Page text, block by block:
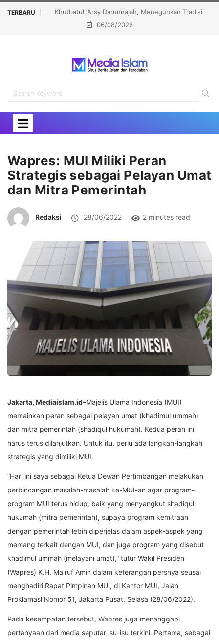
TERBARU
Tradisi
MUI DKI Jakarta Perkuat Budaya Tabayun Lewat
Workshop Cek Fakta
06/08/2026
Wapres: MUI Miliki Peran
Strategis sebagai Pelayan Umat
dan Mitra Pemerintah
Redaksi 28/06/2022 2 minutes read
Jakarta, Mediaislam.id–Majelis Ulama Indonesia (MUI)
memainkan peran sebagai pelayan umat (khadimul ummah)
dan mitra pemerintah (shadiqul hukumah). Kedua peran ini
harus terus dilanjutkan. Untuk itu, perlu ada langkah-langkah
strategis yang dimiliki MUI.
“Hari ini saya sebagai Ketua Dewan Pertimbangan melakukan
perbincangan masalah-masalah ke-MUI-an agar program-
program MUI terus hidup, baik yang menyangkut shadiqul
hukumah (mitra pemerintah), supaya program kemitraan
dengan pemerintah lebih diperjelas dalam aspek-aspek yang
memang terkait dengan MUI, dan juga program yang disebut
khadimul ummah (melayani umat),” tutur Wakil Presiden
(Wapres) K.H. Ma’ruf Amin dalam keterangan persnya seusai
menghadiri Rapat Pimpinan MUI, di Kantor MUI, Jalan
Proklamasi Nomor 51, Jakarta Pusat, Selasa (28/06/2022).
Pada kesempatan tersebut, Wapres juga menanggapi
pertanyaan dari media seputar isu-isu terkini. Pertama, sebagai